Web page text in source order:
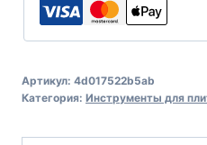
Артикул: 4d017522b5ab
Категория: Инструменты для